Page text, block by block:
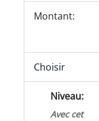
Choisir
Avec cet